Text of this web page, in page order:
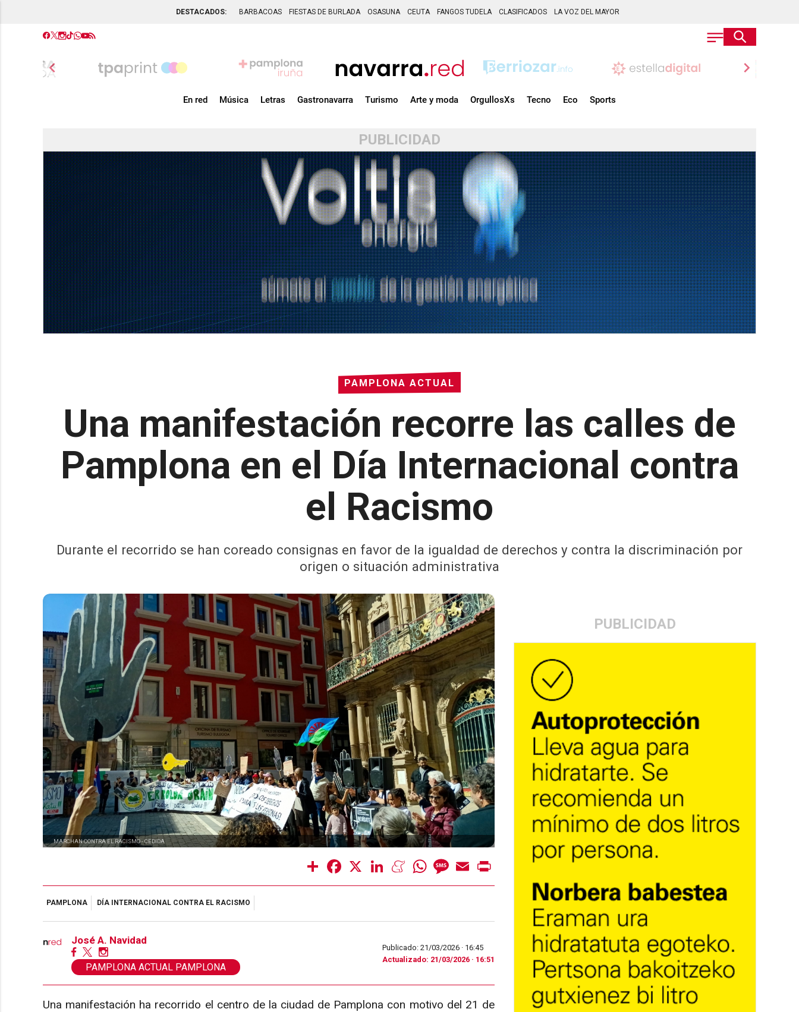
DESTACADOS: BARBACOAS FIESTAS DE BURLADA OSASUNA CEUTA FANGOS TUDELA CLASIFICADOS LA VOZ DEL MAYOR
chevron_left chevron_right
En red Música Letras Gastronavarra Turismo Arte y moda OrgullosXs Tecno Eco Sports
PUBLICIDAD
PAMPLONA ACTUAL
Una manifestación recorre las calles de
Pamplona en el Día Internacional contra
el Racismo
Durante el recorrido se han coreado consignas en favor de la igualdad de derechos y contra la discriminación por
origen o situación administrativa
PUBLICIDAD
MARCHAN CONTRA EL RACISMO -CEDIDA
Share Facebook LinkedInMeneameWhatsAppMessage
Email
PAMPLONA DÍA INTERNACIONAL CONTRA EL RACISMO
José A. Navidad
PAMPLONA ACTUAL PAMPLONA
Publicado: 21/03/2026 · 16:45
Actualizado: 21/03/2026 · 16:51
Una manifestación ha recorrido el centro de la ciudad de Pamplona con motivo del 21 de